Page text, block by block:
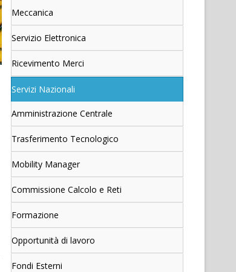
Meccanica
Servizio Elettronica
Ricevimento Merci
Servizi Nazionali
Amministrazione Centrale
Trasferimento Tecnologico
Mobility Manager
Commissione Calcolo e Reti
Formazione
Opportunità di lavoro
Fondi Esterni